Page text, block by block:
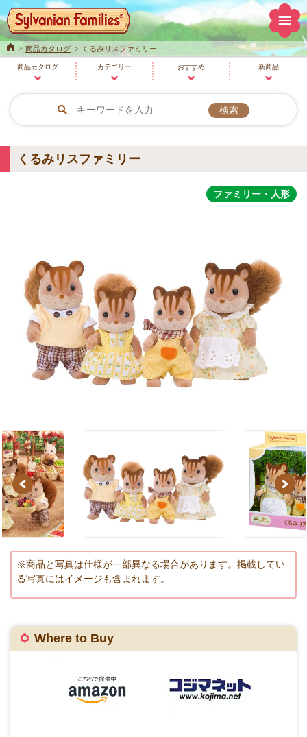
Home商品カタログ くるみリスファミリー
新商品
おすすめ
カテゴリー
商品カタログ
くるみリスファミリー
ファミリー・人形
Previous Next
※商品と写真は仕様が一部異なる場合があります。掲載してい
る写真にはイメージも含まれます。
Where to Buy